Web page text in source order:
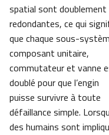
spatial sont doublement
redondantes, ce qui
que chaque sous-
composant unitaire,
commutateur et vanne
doublé pour que l’engin
puisse survivre à toute
défaillance simple.
des humains sont